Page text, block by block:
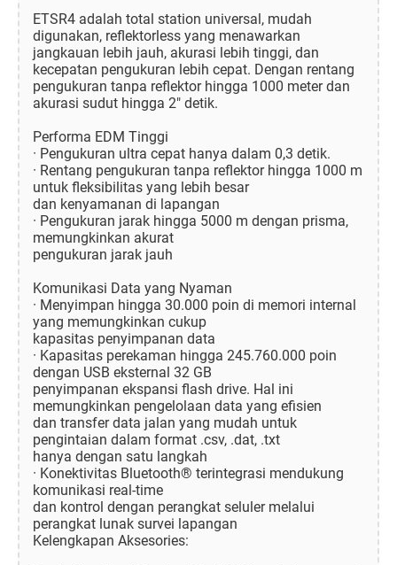
ETSR4 adalah total station universal, mudah
digunakan, reflektorless yang menawarkan
jangkauan lebih jauh, akurasi lebih tinggi, dan
kecepatan pengukuran lebih cepat. Dengan rentang
pengukuran tanpa reflektor hingga 1000 meter dan
akurasi sudut hingga 2" detik.
Performa EDM Tinggi
· Pengukuran ultra cepat hanya dalam 0,3 detik.
· Rentang pengukuran tanpa reflektor hingga 1000 m
untuk fleksibilitas yang lebih besar
dan kenyamanan di lapangan
· Pengukuran jarak hingga 5000 m dengan prisma,
memungkinkan akurat
pengukuran jarak jauh
Komunikasi Data yang Nyaman
· Menyimpan hingga 30.000 poin di memori internal
yang memungkinkan cukup
kapasitas penyimpanan data
· Kapasitas perekaman hingga 245.760.000 poin
dengan USB eksternal 32 GB
penyimpanan ekspansi flash drive. Hal ini
memungkinkan pengelolaan data yang efisien
dan transfer data jalan yang mudah untuk
pengintaian dalam format .csv, .dat, .txt
hanya dengan satu langkah
· Konektivitas Bluetooth® terintegrasi mendukung
komunikasi real-time
dan kontrol dengan perangkat seluler melalui
perangkat lunak survei lapangan
Kelengkapan Aksesories: